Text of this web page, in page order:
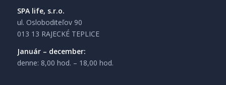
SPA life, s.r.o.
ul. Osloboditeľov 90
013 13 RAJECKÉ TEPLICE
Január – december:
denne: 8,00 hod. – 18,00 hod.